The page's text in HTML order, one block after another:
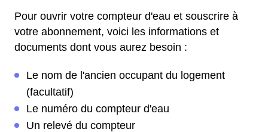
Pour ouvrir votre compteur d'eau et souscrire à
votre abonnement, voici les informations et
documents dont vous aurez besoin :
Le nom de l'ancien occupant du logement
(facultatif)
Le numéro du compteur d'eau
Un relevé du compteur